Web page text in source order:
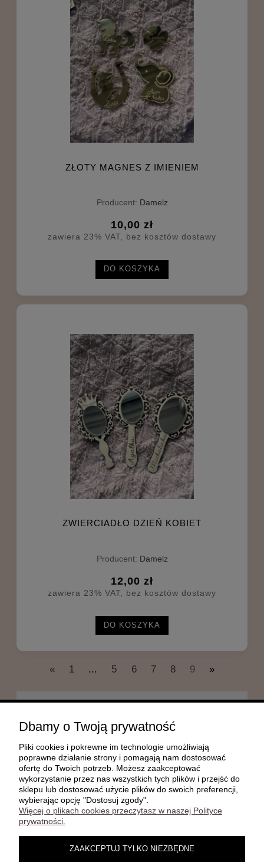
ZŁOTY MAGNES Z IMIENIEM
Producent: Damelz
10,00 zł
zawiera 23% VAT, bez kosztów dostawy
DO KOSZYKA
ZWIERCIADŁO DZIEŃ KOBIET
Producent: Damelz
12,00 zł
zawiera 23% VAT, bez kosztów dostawy
DO KOSZYKA
« 1 ... 5 6 7 8 9 »
MOJE KONTO
PŁATNOŚCI I DOSTAWA
INFORMACJE
Dbamy o Twoją prywatność
Pliki cookies i pokrewne im technologie umożliwiają
poprawne działanie strony i pomagają nam dostosować
ofertę do Twoich potrzeb. Możesz zaakceptować
wykorzystanie przez nas wszystkich tych plików i przejść do
sklepu lub dostosować użycie plików do swoich preferencji,
wybierając opcję "Dostosuj zgody".
Więcej o plikach cookies przeczytasz w naszej Polityce
prywatności.
ZAAKCEPTUJ TYLKO NIEZBĘDNE